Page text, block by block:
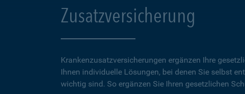
Zusatzversicherung
Krankenzusatzversicherungen ergänzen Ihre
Ihnen individuelle Lösungen, bei denen Sie selbst
wichtig sind. So ergänzen Sie Ihren gesetzlichen